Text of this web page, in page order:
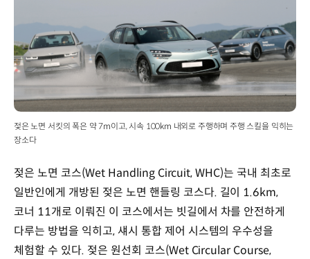
젖은 노면 서킷의 폭은 약 7m이고, 시속 100km 내외로 주행하며 주행 스킬을 익히는
장소다
젖은 노면 코스(Wet Handling Circuit, WHC)는 국내 최초로
일반인에게 개방된 젖은 노면 핸들링 코스다. 길이 1.6km,
코너 11개로 이뤄진 이 코스에서는 빗길에서 차를 안전하게
다루는 방법을 익히고, 섀시 통합 제어 시스템의 우수성을
체험할 수 있다. 젖은 원선회 코스(Wet Circular Course,